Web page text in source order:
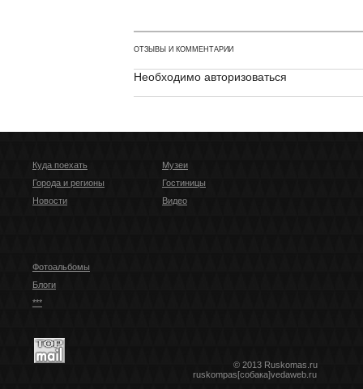
ОТЗЫВЫ И КОММЕНТАРИИ
Необходимо авторизоваться
Куда поехать
Города и регионы
Новости
Музеи
Гостиницы
Видео
Фотоальбомы
Блоги
***
© 2013 Ruskomas.ru
ruskompas[собака]vedaweb.ru